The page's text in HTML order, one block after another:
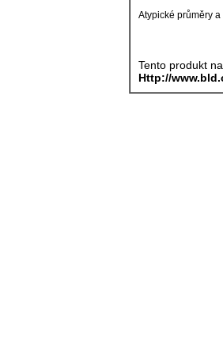
Atypické průměry
Tento produkt
Http://